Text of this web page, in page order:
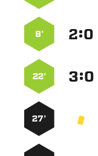
:
8’
:
22’
27’